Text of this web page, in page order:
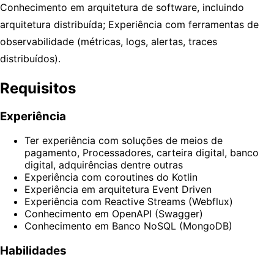
Conhecimento em arquitetura de software, incluindo
arquitetura distribuída; Experiência com ferramentas de
observabilidade (métricas, logs, alertas, traces
distribuídos).
Requisitos
Experiência
Ter experiência com soluções de meios de
pagamento, Processadores, carteira digital, banco
digital, adquirências dentre outras
Experiência com coroutines do Kotlin
Experiência em arquitetura Event Driven
Experiência com Reactive Streams (Webflux)
Conhecimento em OpenAPI (Swagger)
Conhecimento em Banco NoSQL (MongoDB)
Habilidades